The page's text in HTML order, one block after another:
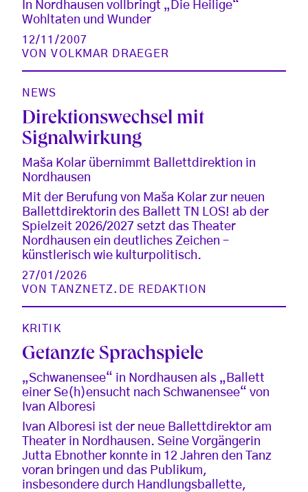
In Nordhausen vollbringt „Die Heilige“
Wohltaten und Wunder
12/11/2007
VONVOLKMAR DRAEGER
NEWS
Direktionswechsel mit
Signalwirkung
Maša Kolar übernimmt Ballettdirektion in
Nordhausen
Mit der Berufung von Maša Kolar zur neuen
Ballettdirektorin des Ballett TN LOS! ab der
Spielzeit 2026/2027 setzt das Theater
Nordhausen ein deutliches Zeichen –
künstlerisch wie kulturpolitisch.
27/01/2026
VON
TANZNETZ.DE REDAKTION
KRITIK
Getanzte Sprachspiele
„Schwanensee“ in Nordhausen als „Ballett
einer Se(h)ensucht nach Schwanensee“ von
Ivan Alboresi
Ivan Alboresi ist der neue Ballettdirektor am
Theater in Nordhausen. Seine Vorgängerin
Jutta Ebnother konnte in 12 Jahren den Tanz
voran bringen und das Publikum,
insbesondere durch Handlungsballette,